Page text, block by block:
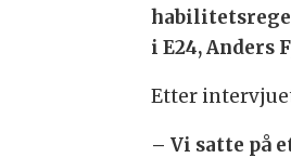
i E24,
Etter
– Vi satte på